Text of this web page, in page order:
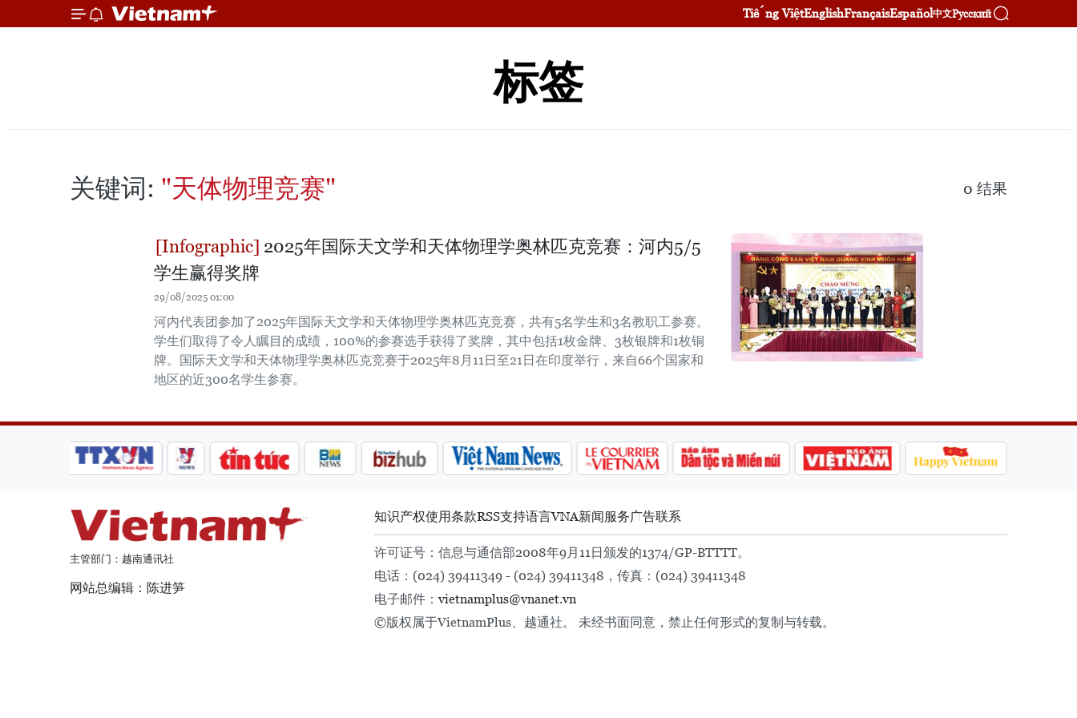
Tiếng ViệtEnglishFrançaisEspañol中文Русский
标签
关键词: "天体物理竞赛" 0 结果
2025年国际天文学和天体物理学奥林匹克竞赛：河内5/5
学生赢得奖牌
29/08/2025 01:00
河内代表团参加了2025年国际天文学和天体物理学奥林匹克竞赛，共有5名学生和3名教职工参赛。
学生们取得了令人瞩目的成绩，100%的参赛选手获得了奖牌，其中包括1枚金牌、3枚银牌和1枚铜
牌。国际天文学和天体物理学奥林匹克竞赛于2025年8月11日至21日在印度举行，来自66个国家和
地区的近300名学生参赛。
主管部门：越南通讯社
网站总编辑：陈进笋
知识产权使用条款RSS支持语言VNA新闻服务广告联系
许可证号：信息与通信部2008年9月11日颁发的1374/GP-BTTTT。
电话：(024) 39411349 - (024) 39411348，传真：(024) 39411348
电子邮件：vietnamplus@vnanet.vn
©版权属于VietnamPlus、越通社。 未经书面同意，禁止任何形式的复制与转载。